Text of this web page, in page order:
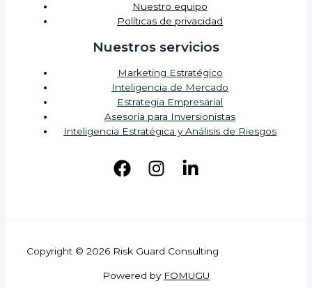
Nuestro equipo
Políticas de privacidad
Nuestros servicios
Marketing Estratégico
Inteligencia de Mercado
Estrategia Empresarial
Asesoría para Inversionistas
Inteligencia Estratégica y Análisis de Riesgos
Copyright © 2026 Risk Guard Consulting
Powered by FOMUGU